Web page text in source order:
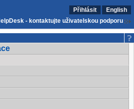
Přihlásit
English
- kontaktujte uživatelskou podporu